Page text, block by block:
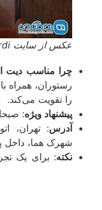
عکس از سایت hamgardi
چرا مناسب دیت
رستوران، همراه با
را تقویت می‌کند.
پیشنهاد ویژه : صبحانه
آدرس: تهران،
شهرک هما، داخل پارکینگ فاز ۲
نکته : برای یک تجربه